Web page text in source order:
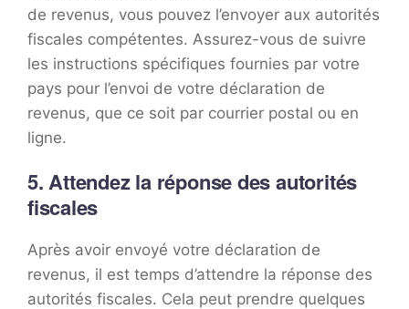
de revenus, vous pouvez l’envoyer aux autorités
fiscales compétentes. Assurez-vous de suivre
les instructions spécifiques fournies par votre
pays pour l’envoi de votre déclaration de
revenus, que ce soit par courrier postal ou en
ligne.
5. Attendez la réponse des autorités
fiscales
Après avoir envoyé votre déclaration de
revenus, il est temps d’attendre la réponse des
autorités fiscales. Cela peut prendre quelques